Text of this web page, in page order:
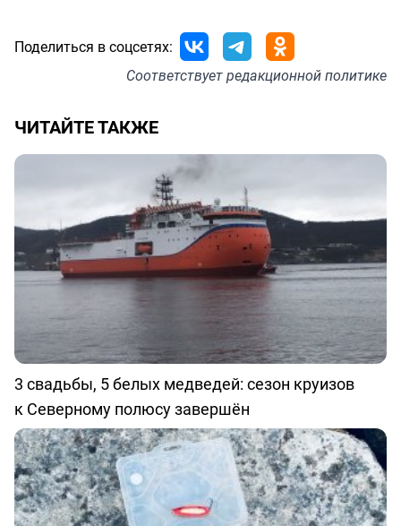
Поделиться в соцсетях:
Соответствуетредакционной политике
ЧИТАЙТЕ ТАКЖЕ
3 свадьбы, 5 белых медведей: сезон круизов
к Северному полюсу завершён